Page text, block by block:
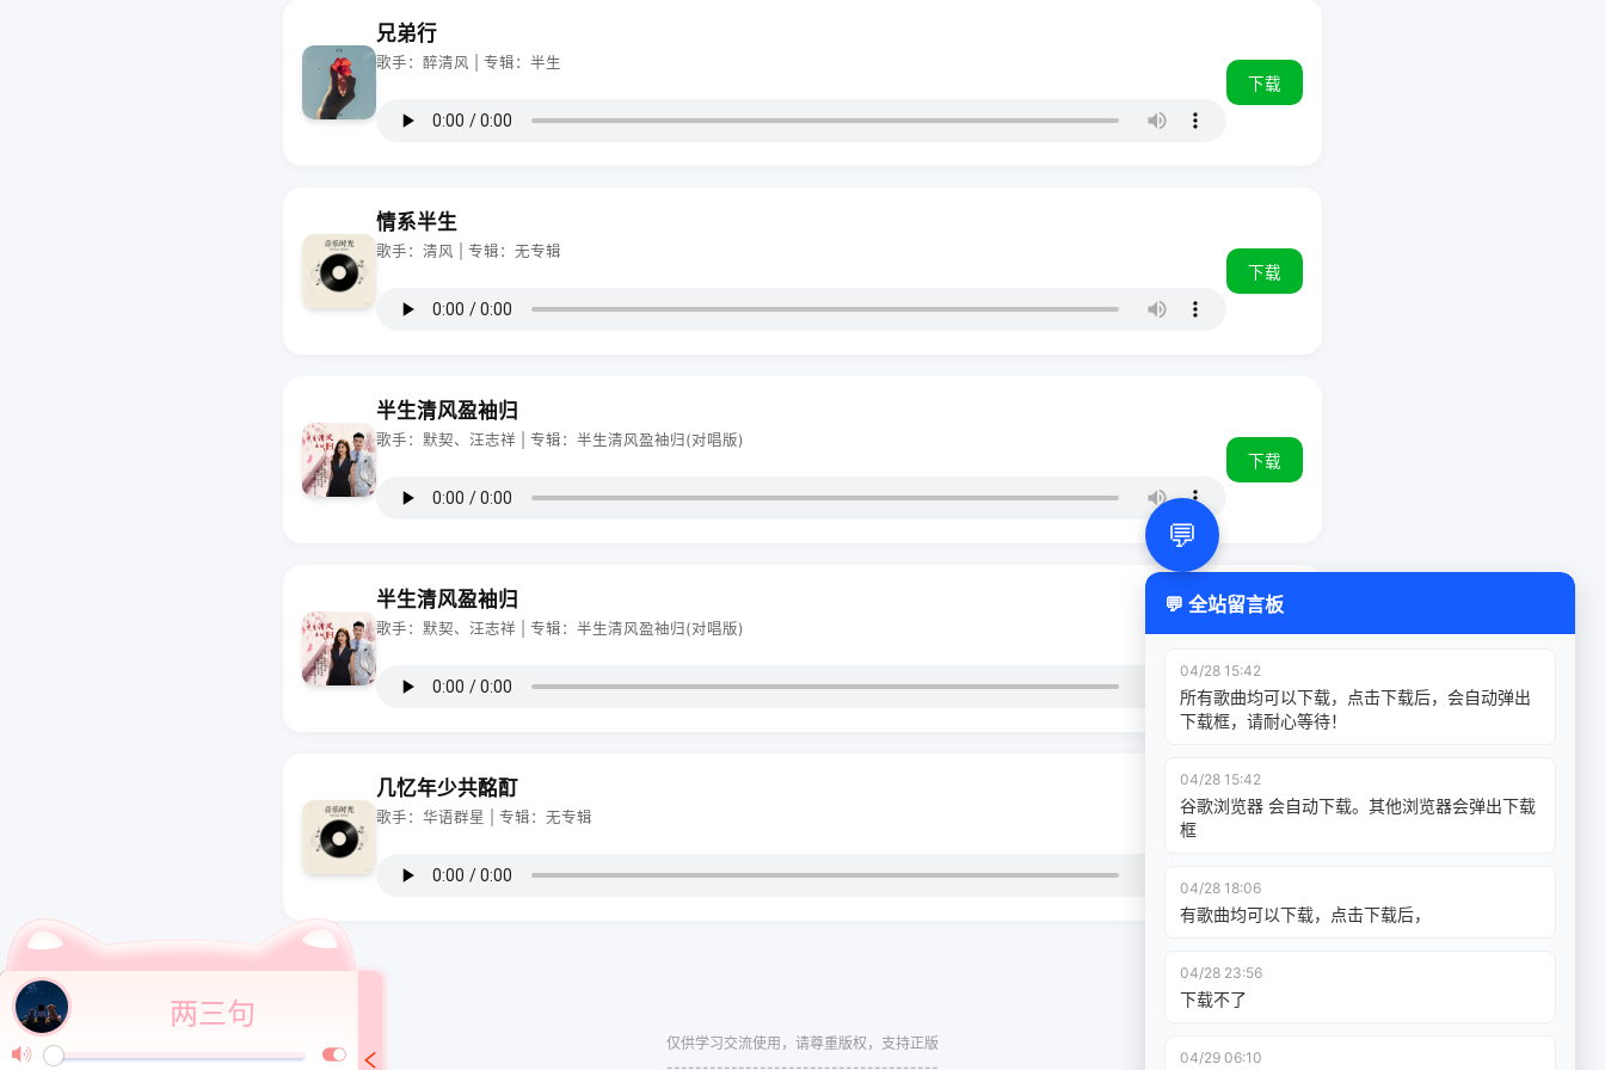
兄弟行
歌手：醉清风 | 专辑：半生
下载
情系半生
歌手：清风 | 专辑：无专辑
下载
半生清风盈袖归
歌手：默契、汪志祥 | 专辑：半生清风盈袖归(对唱版)
下载
半生清风盈袖归
歌手：默契、汪志祥 | 专辑：半生清风盈袖归(对唱版)
几忆年少共酩酊
歌手：华语群星 | 专辑：无专辑
仅供学习交流使用，请尊重版权，支持正版
💬
💬 全站留言板
04/28 15:42
所有歌曲均可以下载，点击下载后，会自动弹出
下载框，请耐心等待！
04/28 15:42
谷歌浏览器 会自动下载。其他浏览器会弹出下载
框
04/28 18:06
有歌曲均可以下载，点击下载后，
04/28 23:56
下载不了
04/29 06:10
两三句